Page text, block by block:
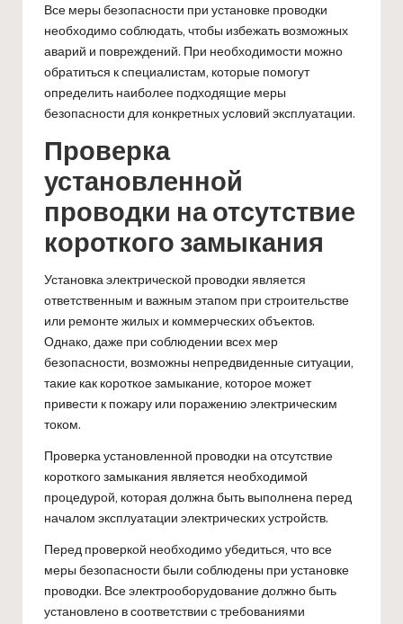
Все меры безопасности при установке проводки
необходимо соблюдать, чтобы избежать возможных
аварий и повреждений. При необходимости можно
обратиться к специалистам, которые помогут
определить наиболее подходящие меры
безопасности для конкретных условий эксплуатации.
Проверка
установленной
проводки на отсутствие
короткого замыкания
Установка электрической проводки является
ответственным и важным этапом при строительстве
или ремонте жилых и коммерческих объектов.
Однако, даже при соблюдении всех мер
безопасности, возможны непредвиденные ситуации,
такие как короткое замыкание, которое может
привести к пожару или поражению электрическим
током.
Проверка установленной проводки на отсутствие
короткого замыкания является необходимой
процедурой, которая должна быть выполнена перед
началом эксплуатации электрических устройств.
Перед проверкой необходимо убедиться, что все
меры безопасности были соблюдены при установке
проводки. Все электрооборудование должно быть
установлено в соответствии с требованиями